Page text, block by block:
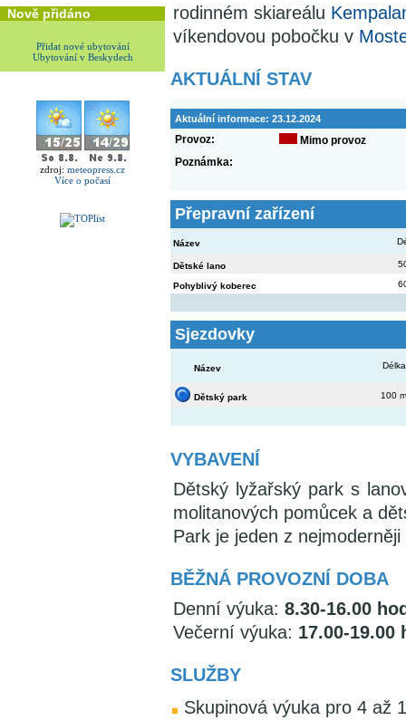
Nově přidáno
Přidat nové ubytování
Ubytování v Beskydech
zdroj: meteopress.cz
Více o počasí
rodinném skiareálu
víkendovou pobočku v
AKTUÁLNÍ STAV
Aktuální informace: 23.12.2024
Provoz:
Mimo provoz
Poznámka:
Přepravní zařízení
Název
Dětské lano
Pohyblivý koberec
Sjezdovky
Název Délka
Dětský park 100
VYBAVENÍ
Dětský lyžařský park s
molitanových pomůcek a
Park je jeden z
BĚŽNÁ PROVOZNÍ DOBA
Denní výuka: 8.30-16.00
Večerní výuka: 17.00-19.00
SLUŽBY
Skupinová výuka pro 4 až